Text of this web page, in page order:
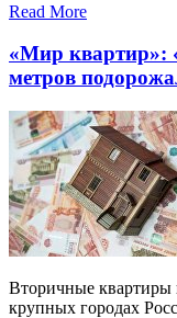
Read More
«Мир квартир»:
метров
Вторичные квартиры
крупных городах